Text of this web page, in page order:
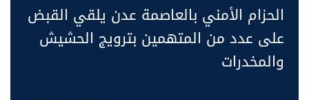
الحزام الأمني بالعاصمة عدن يلقي القبض
على عدد من المتهمين بترويج الحشيش
والمخدرات